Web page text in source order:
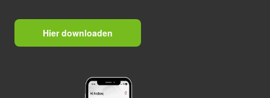
Hier downloaden